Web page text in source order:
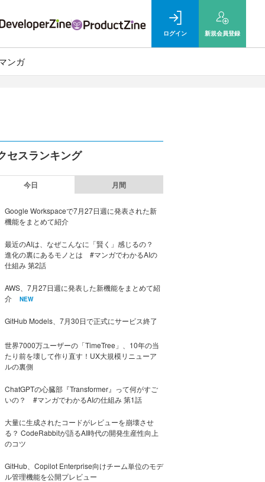
ログイン 新規会員登録
ンガ
セスランキング
今日 月間
Google Workspaceで7月27日週に発表された新
機能をまとめて紹介
最近のAIは、なぜこんなに「賢く」感じるの？
進化の裏にあるモノとは #マンガでわかるAIの
仕組み 第2話
AWS、7月27日週に発表した新機能をまとめて紹
介
NEW
GitHub Models、7月30日で正式にサービス終了
世界7000万ユーザーの「TimeTree」、10年の当
たり前を壊して作り直す！UX大規模リニューア
ルの裏側
ChatGPTの心臓部『Transformer』って何がすご
いの？ #マンガでわかるAIの仕組み 第1話
大量に生成されたコードがレビューを崩壊させ
る？ CodeRabbitが語るAI時代の開発生産性向上
のコツ
GitHub、Copilot Enterprise向けチーム単位のモデ
ル管理機能を公開プレビュー